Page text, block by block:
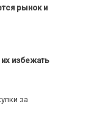
рынок и
избежать
за